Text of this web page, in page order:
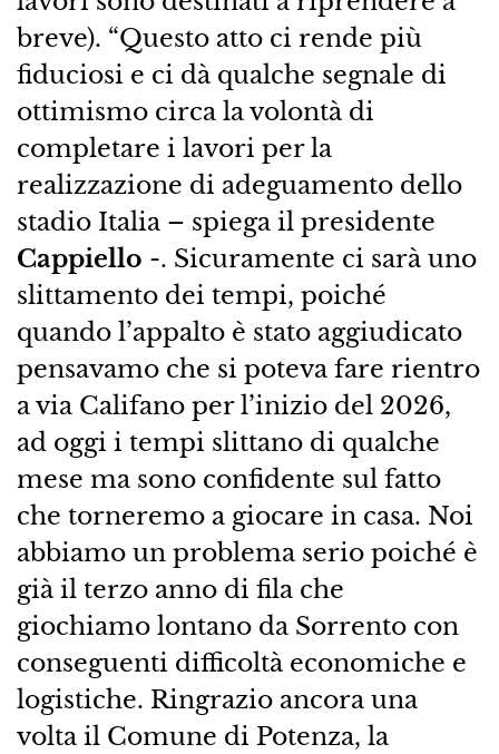
breve). “Questo atto ci rende più
fiduciosi e ci dà qualche segnale di
ottimismo circa la volontà di
completare i lavori per la
realizzazione di adeguamento dello
stadio Italia – spiega il presidente
Cappiello -. Sicuramente ci sarà uno
slittamento dei tempi, poiché
quando l’appalto è stato aggiudicato
pensavamo che si poteva fare rientro
a via Califano per l’inizio del 2026,
ad oggi i tempi slittano di qualche
mese ma sono confidente sul fatto
che torneremo a giocare in casa. Noi
abbiamo un problema serio poiché è
già il terzo anno di fila che
giochiamo lontano da Sorrento con
conseguenti difficoltà economiche e
logistiche. Ringrazio ancora una
volta il Comune di Potenza, la